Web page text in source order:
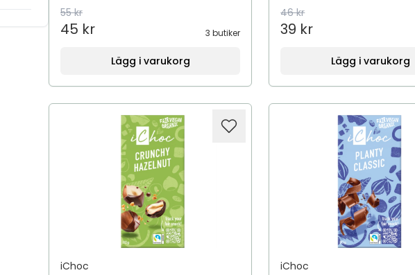
55 kr
45 kr 3 butiker
Lägg i varukorg
46 kr
39 kr
Lägg i varukorg
iChoc
iChoc